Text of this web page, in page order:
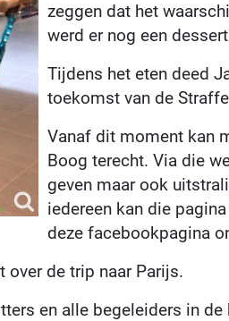
zeggen dat het
werd er nog een
Tijdens het eten deed
toekomst van de
Vanaf dit moment kan
Boog terecht. Via die
geven maar ook
iedereen kan die
deze facebookpagina
over de trip naar Parijs.
en alle begeleiders in